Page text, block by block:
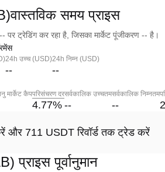
समय प्राइस
पर ट्रेडिंग कर रहा है, जिसका मार्केट पूंजीकरण -- है।
24h उच्च (USD)
--
24h निम्न (USD)
--
मार्केट कैपपरिसंचरण दर
4.77%
सर्वकालिक उच्चतम
--
सर्वकालिक निम्नतम
--
और 711 USDT रिवॉर्ड तक ट्रेड करें
प्राइस पूर्वानुमान